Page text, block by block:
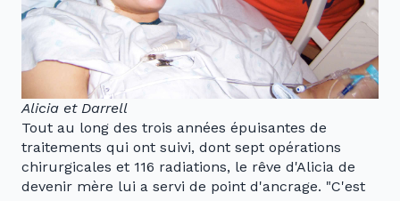
Alicia et Darrell
Tout au long des trois années épuisantes de
traitements qui ont suivi, dont sept opérations
chirurgicales et 116 radiations, le rêve d'Alicia de
devenir mère lui a servi de point d'ancrage. "C'est